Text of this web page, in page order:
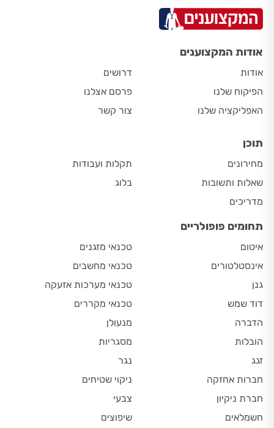
אודות המקצוענים
אודות
הפיקוח שלנו
האפליקציה שלנו
דרושים
פרסם אצלנו
צור קשר
תוכן
מחירונים
שאלות ותשובות
מדריכים
תקלות ועבודות
בלוג
תחומים פופולריים
איטום
אינסטלטורים
גנן
דוד שמש
הדברה
הובלות
זגג
חברות אחזקה
חברת ניקיון
חשמלאים
טכנאי מזגנים
טכנאי מחשבים
טכנאי מערכות אזעקה
טכנאי מקררים
מנעולן
מסגריות
נגר
ניקוי שטיחים
צבעי
שיפוצים